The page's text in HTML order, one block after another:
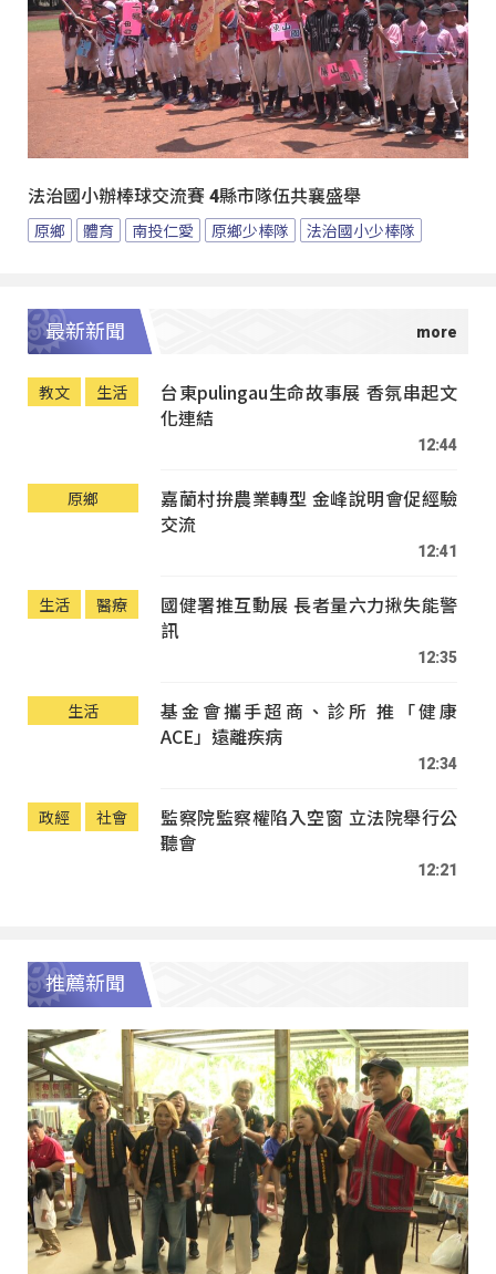
法治國小辦棒球交流賽 4縣市隊伍共襄盛舉
原鄉 體育 南投仁愛 原鄉少棒隊 法治國小少棒隊
最新新聞
教文 生活
台東pulingau生命故事展 香氛串起文
化連結
12:44
原鄉
嘉蘭村拚農業轉型 金峰說明會促經驗
交流
12:41
生活 醫療
國健署推互動展 長者量六力揪失能警
訊
12:35
生活
基金會攜手超商、診所 推「健康
ACE」遠離疾病
12:34
政經 社會
監察院監察權陷入空窗 立法院舉行公
聽會
12:21
推薦新聞